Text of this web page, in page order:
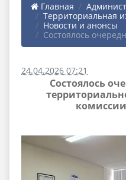
Главная
Территориальная
Новости и анонсы
Состоялось
24.04.2026 07:21
Состоялось